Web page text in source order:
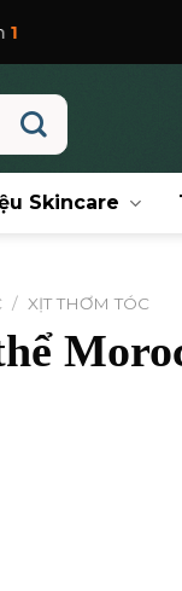
Skincare
/ XỊT THƠM TÓC